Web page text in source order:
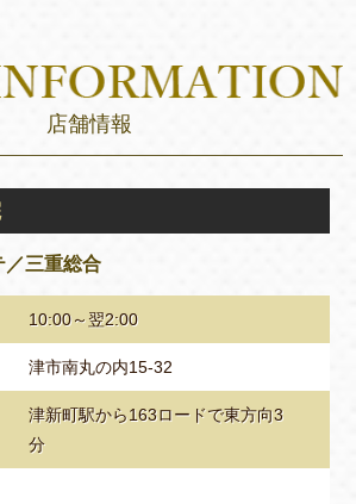
店舗情報
／三重総合
10:00～翌2:00
津市南丸の内15-32
津新町駅から163ロードで東方向3
分